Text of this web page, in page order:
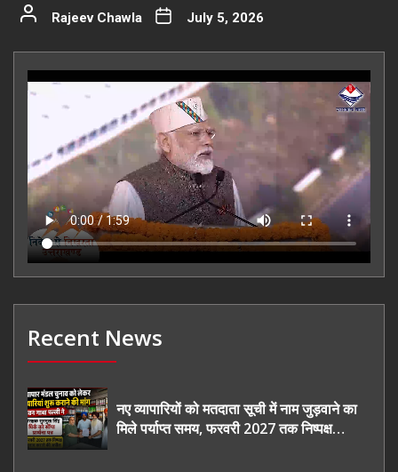
Rajeev Chawla July 5, 2026
Recent News
नए व्यापारियों को मतदाता सूची में नाम जुड़वाने का
मिले पर्याप्त समय, फरवरी 2027 तक निष्पक्ष